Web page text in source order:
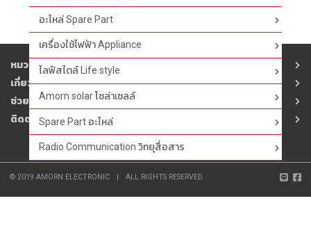
อะไหล่ Spare Part
เครื่องใช้ไฟฟ้า Appliance
ไลฟ์สไตล์ Life style
Amorn solar โซล่าเซลล์
Spare Part อะไหล่
Radio Communication วิทยุสื่อสาร
หมวดสินค้า
เกี่ยวกับอมร
ช่วยเหลือ
ติดต่ออมร
© 2019 AMORN ELECTRONIC ALL RIGHTS RESERVED.